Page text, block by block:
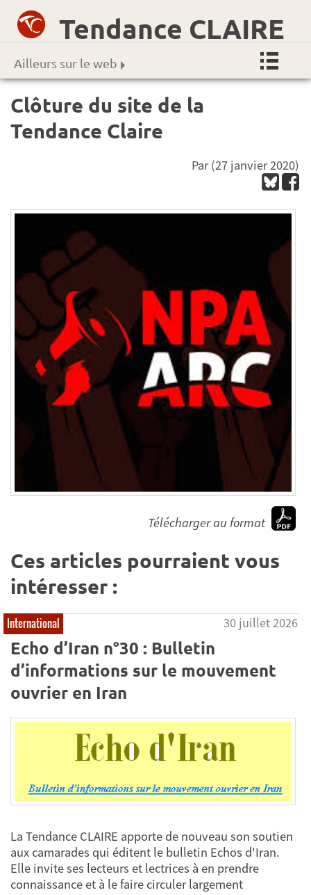
Tendance CLAIRE
Ailleurs sur le web
Clôture du site de la
Tendance Claire
Par(27 janvier 2020)
Télécharger au format
Ces articles pourraient vous
intéresser :
International 30 juillet 2026
Echo d’Iran n°30 : Bulletin
d’informations sur le mouvement
ouvrier en Iran
La Tendance CLAIRE apporte de nouveau son soutien
aux camarades qui éditent le bulletin Echos d'Iran.
Elle invite ses lecteurs et lectrices à en prendre
connaissance et à le faire circuler largement